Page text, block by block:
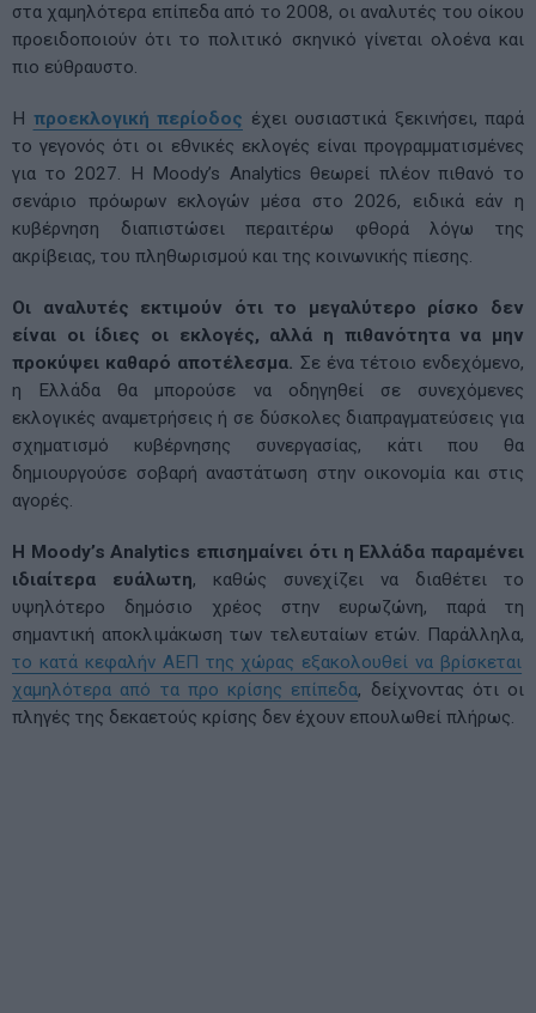
στα χαμηλότερα επίπεδα από το 2008, οι αναλυτές του οίκου
προειδοποιούν ότι το πολιτικό σκηνικό γίνεται ολοένα και
πιο εύθραυστο.
Η προεκλογική περίοδος έχει ουσιαστικά ξεκινήσει, παρά
το γεγονός ότι οι εθνικές εκλογές είναι προγραμματισμένες
για το 2027. Η Moody’s Analytics θεωρεί πλέον πιθανό το
σενάριο πρόωρων εκλογών μέσα στο 2026, ειδικά εάν η
κυβέρνηση διαπιστώσει περαιτέρω φθορά λόγω της
ακρίβειας, του πληθωρισμού και της κοινωνικής πίεσης.
Οι αναλυτές εκτιμούν ότι το μεγαλύτερο ρίσκο δεν
είναι οι ίδιες οι εκλογές, αλλά η πιθανότητα να μην
προκύψει καθαρό αποτέλεσμα. Σε ένα τέτοιο ενδεχόμενο,
η Ελλάδα θα μπορούσε να οδηγηθεί σε συνεχόμενες
εκλογικές αναμετρήσεις ή σε δύσκολες διαπραγματεύσεις για
σχηματισμό κυβέρνησης συνεργασίας, κάτι που θα
δημιουργούσε σοβαρή αναστάτωση στην οικονομία και στις
αγορές.
Η Moody’s Analytics επισημαίνει ότι η Ελλάδα παραμένει
ιδιαίτερα ευάλωτη, καθώς συνεχίζει να διαθέτει το
υψηλότερο δημόσιο χρέος στην ευρωζώνη, παρά τη
σημαντική αποκλιμάκωση των τελευταίων ετών. Παράλληλα,
το κατά κεφαλήν ΑΕΠ της χώρας εξακολουθεί να βρίσκεται
χαμηλότερα από τα προ κρίσης επίπεδα, δείχνοντας ότι οι
πληγές της δεκαετούς κρίσης δεν έχουν επουλωθεί πλήρως.